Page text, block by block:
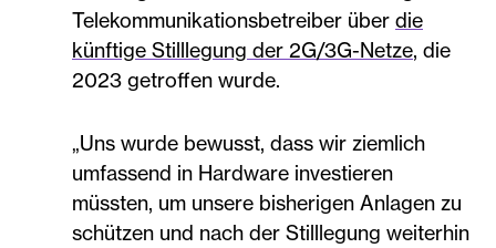
Telekommunikationsbetreiber über die
künftige Stilllegung der 2G/3G-Netze, die
2023 getroffen wurde.
„Uns wurde bewusst, dass wir ziemlich
umfassend in Hardware investieren
müssten, um unsere bisherigen Anlagen zu
schützen und nach der Stilllegung weiterhin